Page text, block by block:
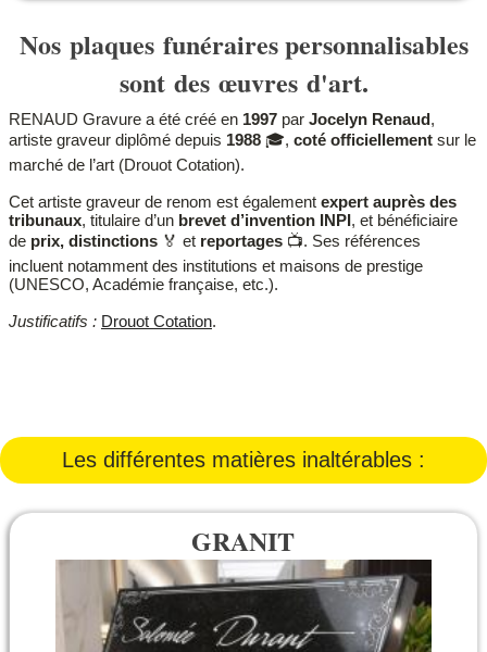
Nos plaques funéraires personnalisables
sont des œuvres d'art.
RENAUD Gravure a été créé en 1997 par Jocelyn Renaud,
artiste graveur diplômé depuis 1988 🎓, coté officiellement sur le
marché de l’art (Drouot Cotation).
Cet artiste graveur de renom est également expert auprès des
tribunaux, titulaire d’un brevet d’invention INPI, et bénéficiaire
de prix, distinctions 🏅 et reportages 📺. Ses références
incluent notamment des institutions et maisons de prestige
(UNESCO, Académie française, etc.).
Justificatifs : Drouot Cotation.
Les différentes matières inaltérables :
GRANIT